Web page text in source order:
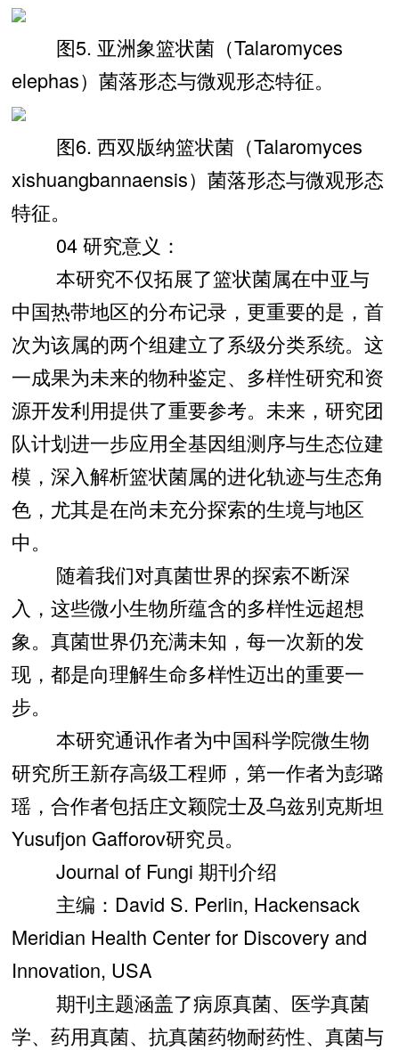
图5. 亚洲象篮状菌（Talaromyces
elephas）菌落形态与微观形态特征。
图6. 西双版纳篮状菌（Talaromyces
xishuangbannaensis）菌落形态与微观形态
特征。
04 研究意义：
本研究不仅拓展了篮状菌属在中亚与
中国热带地区的分布记录，更重要的是，首
次为该属的两个组建立了系级分类系统。这
一成果为未来的物种鉴定、多样性研究和资
源开发利用提供了重要参考。未来，研究团
队计划进一步应用全基因组测序与生态位建
模，深入解析篮状菌属的进化轨迹与生态角
色，尤其是在尚未充分探索的生境与地区
中。
随着我们对真菌世界的探索不断深
入，这些微小生物所蕴含的多样性远超想
象。真菌世界仍充满未知，每一次新的发
现，都是向理解生命多样性迈出的重要一
步。
本研究通讯作者为中国科学院微生物
研究所王新存高级工程师，第一作者为彭璐
瑶，合作者包括庄文颖院士及乌兹别克斯坦
Yusufjon Gafforov研究员。
Journal of Fungi 期刊介绍
主编：David S. Perlin, Hackensack
Meridian Health Center for Discovery and
Innovation, USA
期刊主题涵盖了病原真菌、医学真菌
学、药用真菌、抗真菌药物耐药性、真菌与